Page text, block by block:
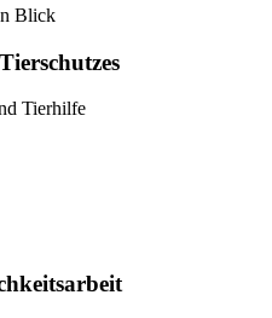
Blick
Tierhilfe